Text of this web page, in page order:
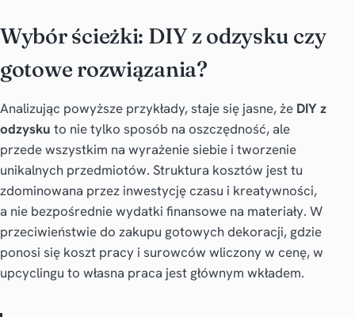
Wybór ścieżki: DIY z odzysku czy
gotowe rozwiązania?
Analizując powyższe przykłady, staje się jasne, że DIY z
odzysku to nie tylko sposób na oszczędność, ale
przede wszystkim na wyrażenie siebie i tworzenie
unikalnych przedmiotów. Struktura kosztów jest tu
zdominowana przez inwestycję czasu i kreatywności,
a nie bezpośrednie wydatki finansowe na materiały. W
przeciwieństwie do zakupu gotowych dekoracji, gdzie
ponosi się koszt pracy i surowców wliczony w cenę, w
upcyclingu to własna praca jest głównym wkładem.